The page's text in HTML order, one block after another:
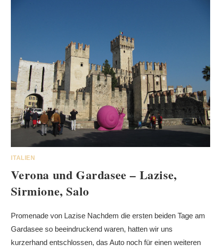
ITALIEN
Verona und Gardasee – Lazise,
Sirmione, Salo
Promenade von Lazise Nachdem die ersten beiden Tage am
Gardasee so beeindruckend waren, hatten wir uns
kurzerhand entschlossen, das Auto noch für einen weiteren